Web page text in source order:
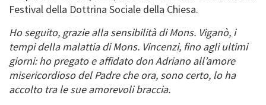
Festival della Dottrina Sociale della Chiesa.
Ho seguito, grazie alla sensibilità di Mons. Viganò, i
tempi della malattia di Mons. Vincenzi, fino agli ultimi
giorni: ho pregato e affidato don Adriano all’amore
misericordioso del Padre che ora, sono certo, lo ha
accolto tra le sue amorevoli braccia.